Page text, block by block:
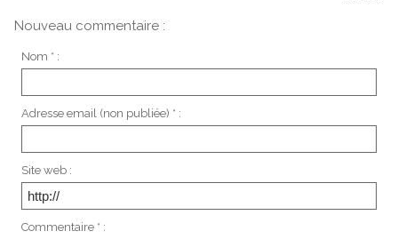
Nouveau commentaire :
Nom * :
Adresse email (non publiée) * :
Site web :
Commentaire * :